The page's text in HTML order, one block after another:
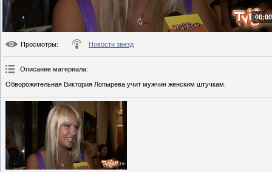
Просмотры: Новости звезд
Описание материала:
Обворожительная Виктория Лопырева учит мужчин женским штучкам.